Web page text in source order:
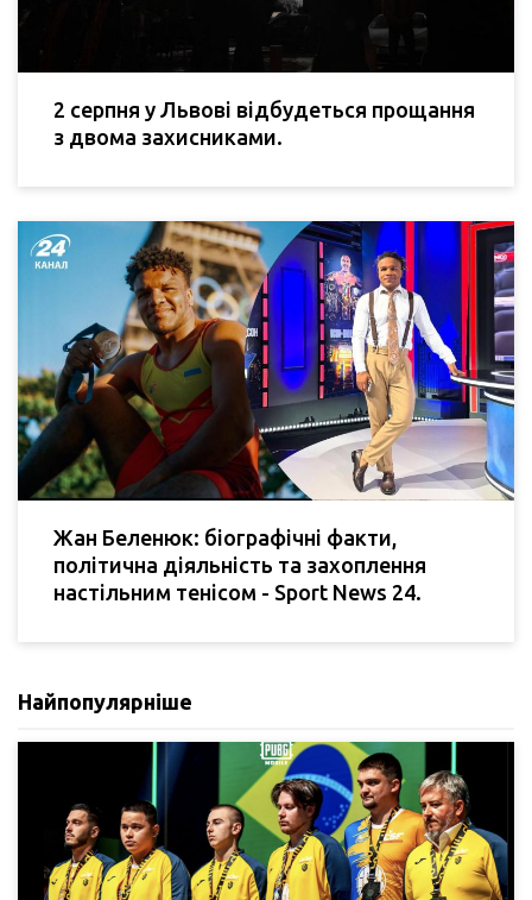
2 серпня у Львові відбудеться прощання
з двома захисниками.
Жан Беленюк: біографічні факти,
політична діяльність та захоплення
настільним тенісом - Sport News 24.
Найпопулярніше